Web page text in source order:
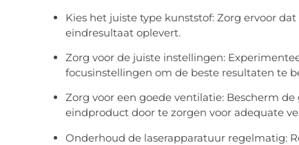
Kies het juiste type kunststof: Zorg ervoor
eindresultaat oplevert.
Zorg voor de juiste instellingen:
focusinstellingen om de beste resultaten te
Zorg voor een goede ventilatie: Bescherm
eindproduct door te zorgen voor adequate
Onderhoud de laserapparatuur regelmatig: